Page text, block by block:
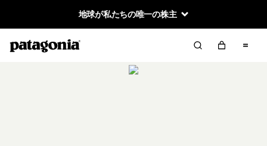
地球が私たちの唯一の株主